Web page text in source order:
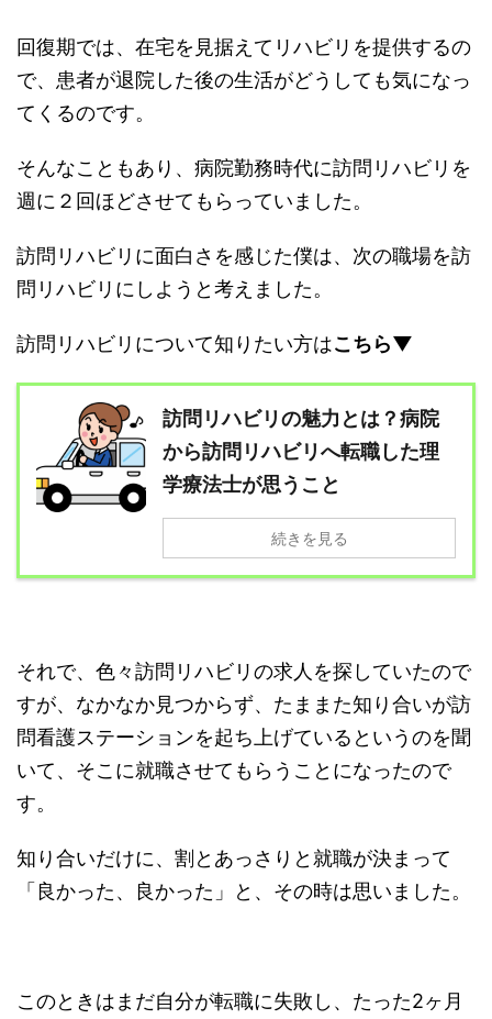
回復期では、在宅を見据えてリハビリを提供するの
で、患者が退院した後の生活がどうしても気になっ
てくるのです。
そんなこともあり、病院勤務時代に訪問リハビリを
週に２回ほどさせてもらっていました。
訪問リハビリに面白さを感じた僕は、次の職場を訪
問リハビリにしようと考えました。
訪問リハビリについて知りたい方はこちら▼
訪問リハビリの魅力とは？病院
から訪問リハビリへ転職した理
学療法士が思うこと
続きを見る
それで、色々訪問リハビリの求人を探していたので
すが、なかなか見つからず、たままた知り合いが訪
問看護ステーションを起ち上げているというのを聞
いて、そこに就職させてもらうことになったので
す。
知り合いだけに、割とあっさりと就職が決まって
「良かった、良かった」と、その時は思いました。
このときはまだ自分が転職に失敗し、たった2ヶ月